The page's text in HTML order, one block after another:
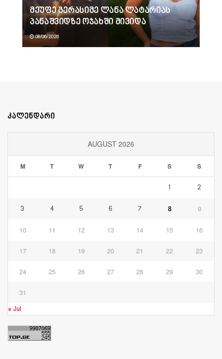
მეუფე გერასიმე ლანა ლატარიას
პანაშვიდზე ოჯახში მივიდა
08/06/2026
კალენდარი
AUGUST 2026
M T W T F S S
1 2
3 4 5 6 7 8 9
10 11 12 13 14 15 16
17 18 19 20 21 22 23
24 25 26 27 28 29 30
31
« Jul